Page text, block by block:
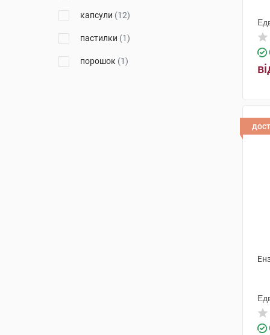
Солгар Вітамін енд Херб
Біотек(1)
капсули (12)
пастилки (1)
порошок (1)